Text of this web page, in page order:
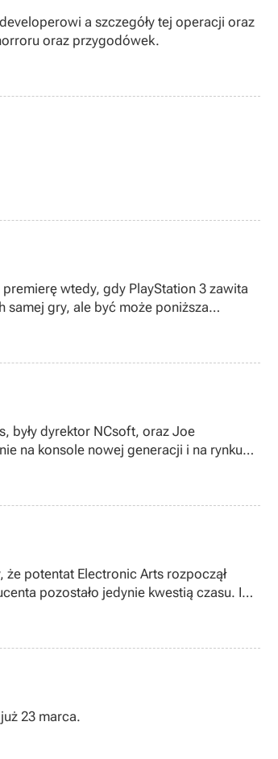
a szczegóły tej operacji oraz
oraz przygodówek.
wtedy, gdy PlayStation 3 zawita
samej gry, ale być może poniższa
były dyrektor NCsoft, oraz Joe
na konsole nowej generacji i na rynku
potentat Electronic Arts rozpoczął
pozostało jedynie kwestią czasu. I
23 marca.